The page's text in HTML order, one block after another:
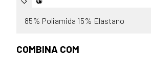
85% Poliamida 15% Elastano
COMBINA COM